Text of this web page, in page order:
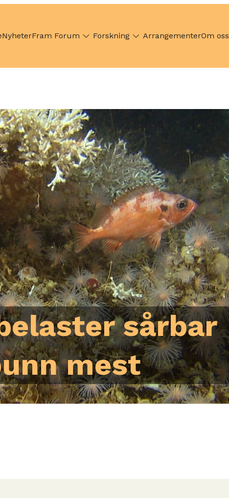
NyheterFram Forum Forskning ArrangementerOm oss
sårbar
mest